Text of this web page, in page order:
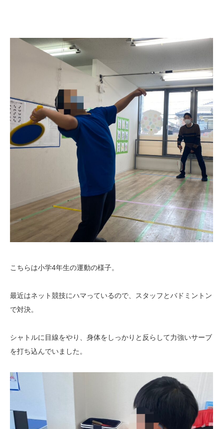
こちらは小学4年生の運動の様子。
最近はネット競技にハマっているので、スタッフとバドミントン
で対決。
シャトルに目線をやり、身体をしっかりと反らして力強いサーブ
を打ち込んでいました。